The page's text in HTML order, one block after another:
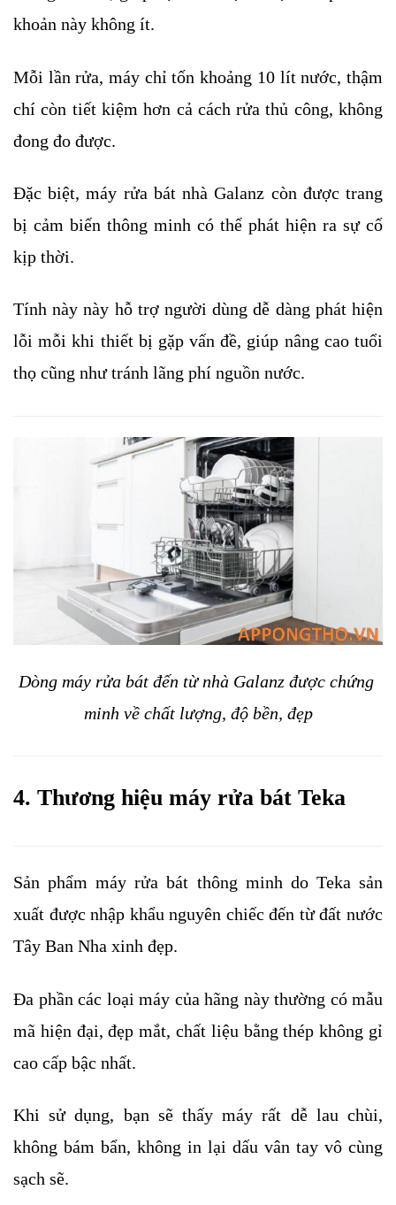
khoản này không ít.
Mỗi lần rửa, máy chỉ tốn khoảng 10 lít nước, thậm
chí còn tiết kiệm hơn cả cách rửa thủ công, không
đong đo được.
Đặc biệt, máy rửa bát nhà Galanz còn được trang
bị cảm biến thông minh có thể phát hiện ra sự cố
kịp thời.
Tính này này hỗ trợ người dùng dễ dàng phát hiện
lỗi mỗi khi thiết bị gặp vấn đề, giúp nâng cao tuổi
thọ cũng như tránh lãng phí nguồn nước.
Dòng máy rửa bát đến từ nhà Galanz được chứng
minh về chất lượng, độ bền, đẹp
4. Thương hiệu máy rửa bát Teka
Sản phẩm máy rửa bát thông minh do Teka sản
xuất được nhập khẩu nguyên chiếc đến từ đất nước
Tây Ban Nha xinh đẹp.
Đa phần các loại máy của hãng này thường có mẫu
mã hiện đại, đẹp mắt, chất liệu bằng thép không gỉ
cao cấp bậc nhất.
Khi sử dụng, bạn sẽ thấy máy rất dễ lau chùi,
không bám bẩn, không in lại dấu vân tay vô cùng
sạch sẽ.